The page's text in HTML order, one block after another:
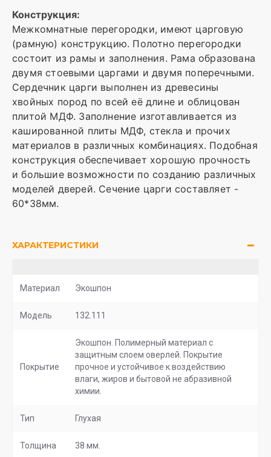
Конструкция:
Межкомнатные перегородки, имеют царговую
(рамную) конструкцию. Полотно перегородки
состоит из рамы и заполнения. Рама образована
двумя стоевыми царгами и двумя поперечными.
Сердечник царги выполнен из древесины
хвойных пород по всей её длине и облицован
плитой МДФ. Заполнение изготавливается из
кашированной плиты МДФ, стекла и прочих
материалов в различных комбинациях. Подобная
конструкция обеспечивает хорошую прочность
и большие возможности по созданию различных
моделей дверей. Сечение царги составляет -
60*38мм.
ХАРАКТЕРИСТИКИ
Материал Экошпон
Модель 132.111
Покрытие
Экошпон. Полимерный материал с
защитным слоем оверлей. Покрытие
прочное и устойчивое к воздействию
влаги, жиров и бытовой не абразивной
химии.
Тип Глухая
Толщина 38 мм.